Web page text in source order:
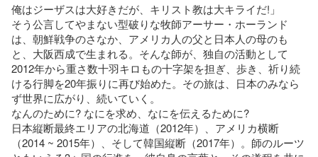
俺はジーザスは大好きだが、キリスト教は大キライだ!」
そう公言してやまない型破りな牧師アーサー・ホーランド
は、朝鮮戦争のさなか、アメリカ人の父と日本人の母のも
と、大阪西成で生まれる。そんな師が、独自の活動として
2012年から重さ数十羽キロもの十字架を担ぎ、歩き、祈り続
ける行脚を20年振りに再び始めた。その旅は、日本のみなら
ず世界に広がり、続いていく。
なんのために? なにを求め、なにを伝えるために?
日本縦断最終エリアの北海道（2012年）、アメリカ横断
（2014 ~ 2015年）、そして韓国縦断（2017年）。師のルーツ